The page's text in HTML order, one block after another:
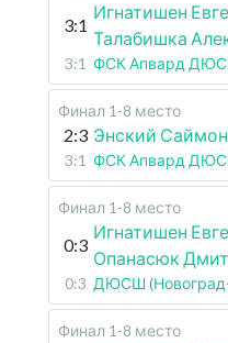
3:1
Игнатишен
Талабишка
3:1 ФСК Апвард
Финал 1-8 место
2:3 Энский Саймон
3:1 ФСК Апвард
Финал 1-8 место
0:3
Игнатишен
Опанасюк
0:3 ДЮСШ
Финал 1-8 место